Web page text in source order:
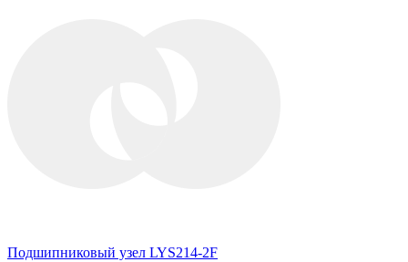
Подшипниковый узел LYS214-2F